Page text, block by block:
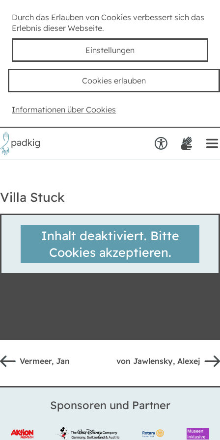
Durch das Erlauben von Cookies verbessert sich das
Erlebnis dieser Webseite.
Einstellungen
Informationen über Cookies
Cookies erlauben
Taube Kultur
Kids
Haben Sie einen Vorschlag?
Villa Stuck
Inhalt deaktiviert. Bitte
Cookies akzeptieren.
Vermeer, Jan von Jawlensky, Alexej
Sponsoren und Partner